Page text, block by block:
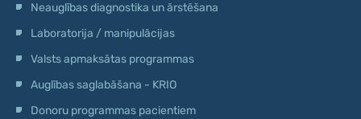
Neauglības diagnostika un ārstēšana
Laboratorija / manipulācijas
Valsts apmaksātas programmas
Auglības saglabāšana - KRIO
Donoru programmas pacientiem